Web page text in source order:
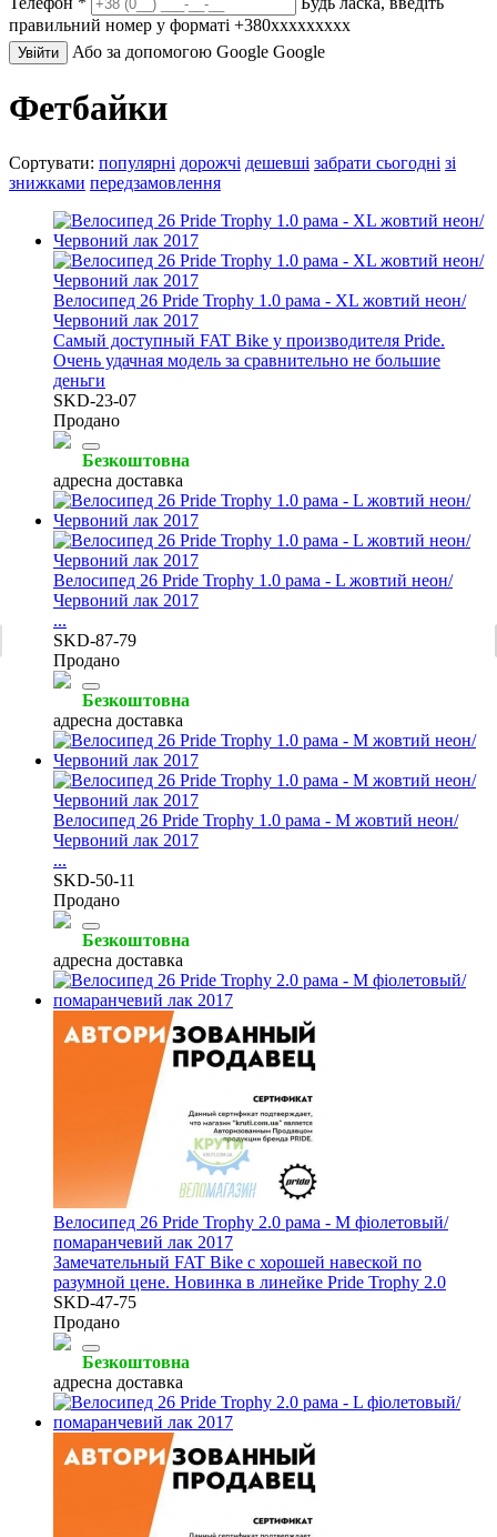
правильний номер у форматі +380ххххххххх
Увійти Або за допомогою Google Google
Фетбайки
Сортувати: популярні дорожчі дешевші забрати сьогодні зі
знижками передзамовлення
Велосипед 26 Pride Trophy 1.0 рама - XL жовтий неон/
Червоний лак 2017
Самый доступный FAT Bike у производителя Pride.
Очень удачная модель за сравнительно не большие
деньги
SKD-23-07
Продано
Безкоштовна
адресна доставка
Велосипед 26 Pride Trophy 1.0 рама - L жовтий неон/
Червоний лак 2017
...
SKD-87-79
Продано
Безкоштовна
адресна доставка
Велосипед 26 Pride Trophy 1.0 рама - M жовтий неон/
Червоний лак 2017
...
SKD-50-11
Продано
Безкоштовна
адресна доставка
Велосипед 26 Pride Trophy 2.0 рама - M фіолетовый/
помаранчевий лак 2017
Замечательный FAT Bike с хорошей навеской по
разумной цене. Новинка в линейке Pride Trophy 2.0
SKD-47-75
Продано
Безкоштовна
адресна доставка